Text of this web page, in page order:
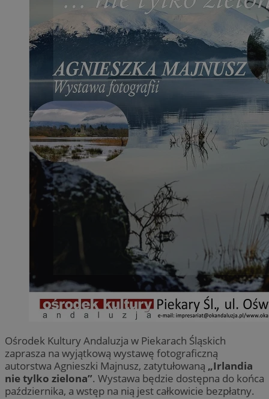
Ośrodek Kultury Andaluzja w Piekarach Śląskich
zaprasza na wyjątkową wystawę fotograficzną
autorstwa Agnieszki Majnusz, zatytułowaną „Irlandia
nie tylko zielona”. Wystawa będzie dostępna do końca
października, a wstęp na nią jest całkowicie bezpłatny.